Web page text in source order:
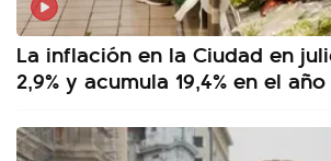
La inflación en la Ciudad en
2,9% y acumula 19,4% en el año